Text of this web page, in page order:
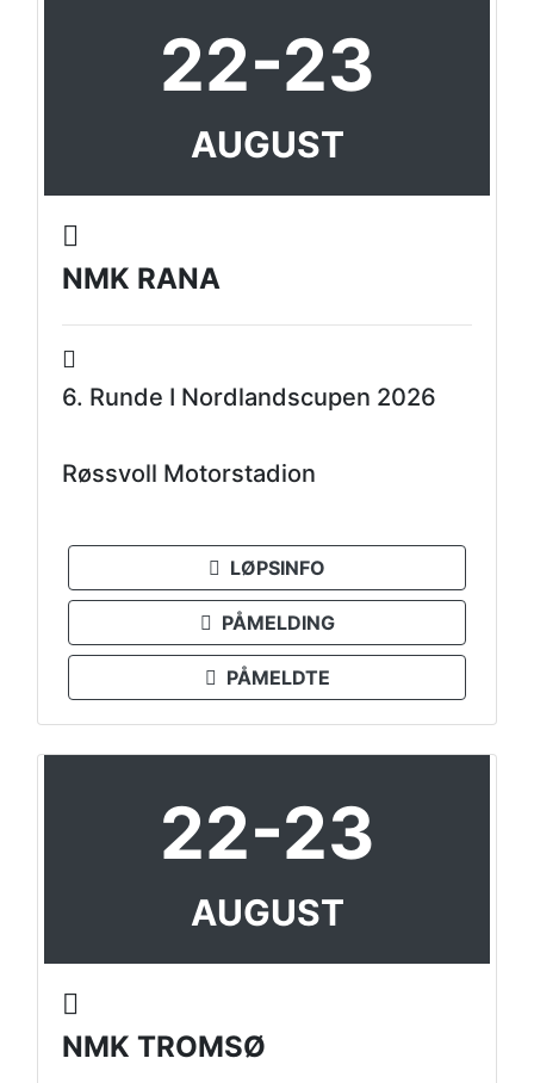
22-23
AUGUST
NMK RANA
6. Runde I Nordlandscupen 2026
Røssvoll Motorstadion
LØPSINFO
PÅMELDING
PÅMELDTE
22-23
AUGUST
NMK TROMSØ